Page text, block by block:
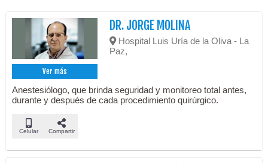
Ver más
DR. JORGE MOLINA
Hospital Luis Uría de la Oliva - La
Paz,
Anestesiólogo, que brinda seguridad y monitoreo total antes,
durante y después de cada procedimiento quirúrgico.
Celular Compartir